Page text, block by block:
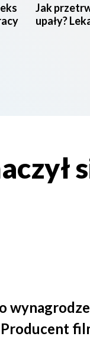
Jak
upały?